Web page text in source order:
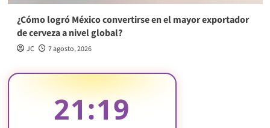
¿Cómo logró México convertirse en el mayor exportador
de cerveza a nivel global?
JC 7 agosto, 2026
21:19